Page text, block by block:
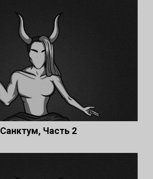
Санктум, Часть 2